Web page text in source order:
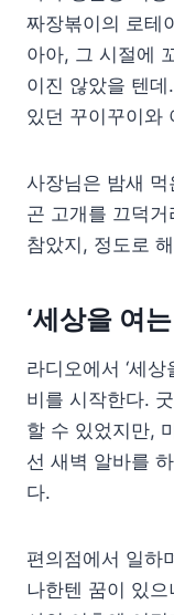
짜장볶이의 로테
아아, 그 시절에
이진 않았을 텐
있던 꾸이꾸이와
사장님은 밤새
곤 고개를 끄덕
참았지, 정도로
‘세상을 여
라디오에서 ‘세
비를 시작한다.
할 수 있었지만,
선 새벽 알바를
다.
편의점에서 일하
나한텐 꿈이 있